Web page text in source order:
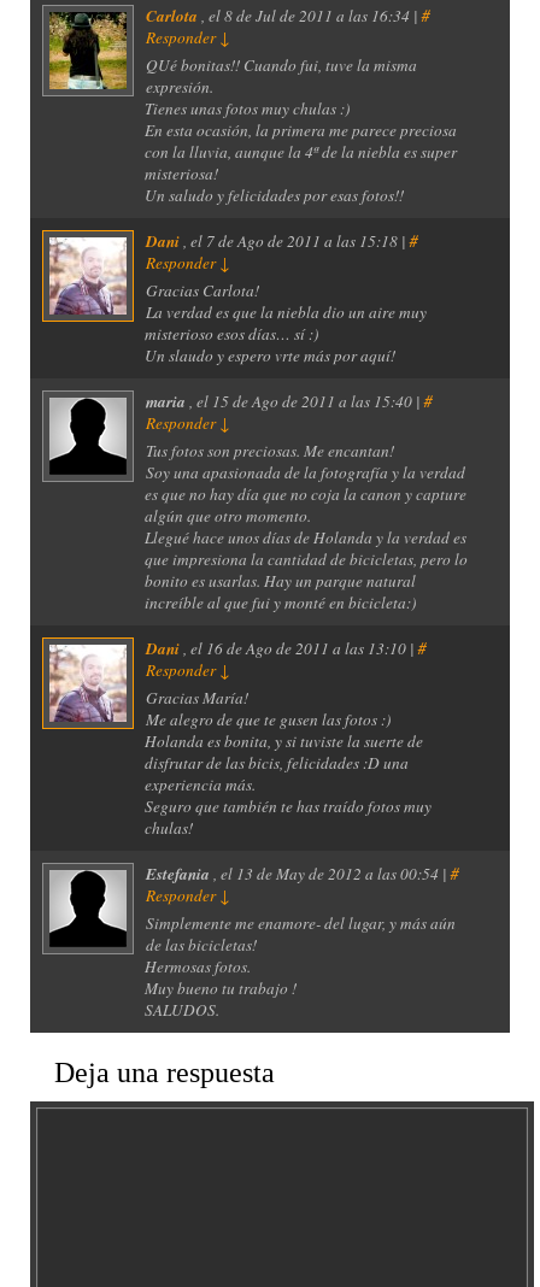
Carlota , el8 de Jul de 2011 a las 16:34 |#
Responder↓
QUé bonitas!! Cuando fui, tuve la misma
expresión.
Tienes unas fotos muy chulas :)
En esta ocasión, la primera me parece preciosa
con la lluvia, aunque la 4ª de la niebla es super
misteriosa!
Un saludo y felicidades por esas fotos!!
Dani, el 7 de Ago de 2011 a las 15:18 |#
Responder↓
Gracias Carlota!
La verdad es que la niebla dio un aire muy
misterioso esos días… sí :)
Un slaudo y espero vrte más por aquí!
maria , el 15 de Ago de 2011 a las 15:40 |#
Responder↓
Tus fotos son preciosas. Me encantan!
Soy una apasionada de la fotografía y la verdad
es que no hay día que no coja la canon y capture
algún que otro momento.
Llegué hace unos días de Holanda y la verdad es
que impresiona la cantidad de bicicletas, pero lo
bonito es usarlas. Hay un parque natural
increíble al que fui y monté en bicicleta:)
Dani, el 16 de Ago de 2011 a las 13:10 |#
Responder↓
Gracias María!
Me alegro de que te gusen las fotos :)
Holanda es bonita, y si tuviste la suerte de
disfrutar de las bicis, felicidades :D una
experiencia más.
Seguro que también te has traído fotos muy
chulas!
Estefania , el 13 de May de 2012 a las 00:54 |#
Responder↓
Simplemente me enamore- del lugar, y más aún
de las bicicletas!
Hermosas fotos.
Muy bueno tu trabajo !
SALUDOS.
Deja una respuesta